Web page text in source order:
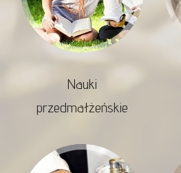
Nauki
przedmałżeńskie